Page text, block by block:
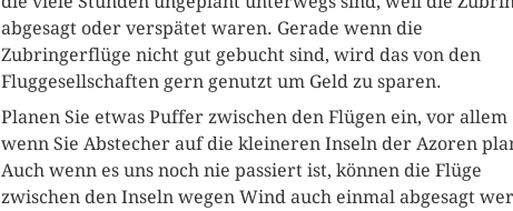
abgesagt oder verspätet waren. Gerade wenn die
Zubringerflüge nicht gut gebucht sind, wird das von den
Fluggesellschaften gern genutzt um Geld zu sparen.
Planen Sie etwas Puffer zwischen den Flügen ein, vor allem
wenn Sie Abstecher auf die kleineren Inseln der Azoren
Auch wenn es uns noch nie passiert ist, können die Flüge
zwischen den Inseln wegen Wind auch einmal abgesagt